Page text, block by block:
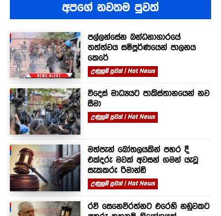
අපගේ නවතම පුවත්
පල්ලන්සේන බන්ධනාගාරයේ
තත්ත්වය සම්පූර්ණයෙන් පාලනය
කෙරේ
උණුසුම් පුවත් | Hot News
විදෙස් මාධ්‍යයට පාකිස්තානයෙන් නව
සීමා
උණුසුම් පුවත් | Hot News
මත්පැන් බෝතලයකින් පහර දී
එක්දරු මවක් අවසන් ගමන් යැවූ
සැකකරු රිමාන්ඩ්
උණුසුම් පුවත් | Hot News
රවි සෙනෙවිරත්නට එරෙහි නඩුවකට